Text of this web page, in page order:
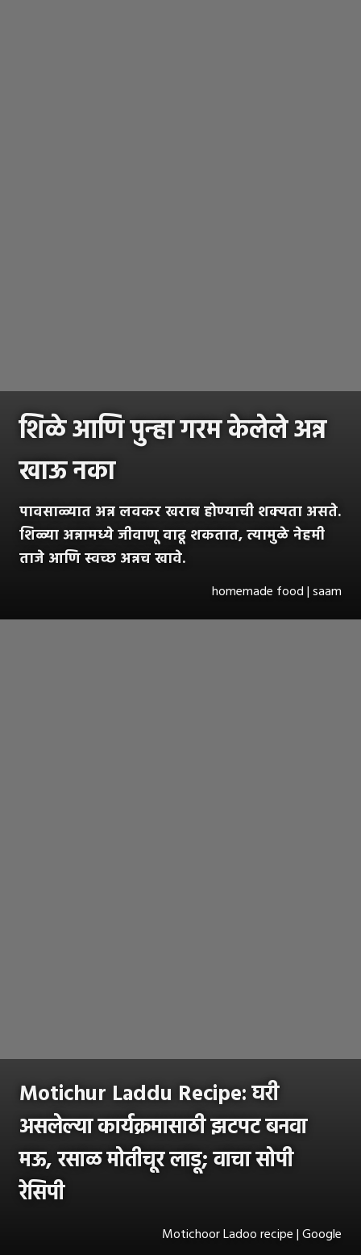
शिळे आणि पुन्हा गरम केलेले अन्न
खाऊ नका
पावसाळ्यात अन्न लवकर खराब होण्याची शक्यता असते.
शिळ्या अन्नामध्ये जीवाणू वाढू शकतात, त्यामुळे नेहमी
ताजे आणि स्वच्छ अन्नच खावे.
homemade food | saam
Motichur Laddu Recipe: घरी
असलेल्या कार्यक्रमासाठी झटपट बनवा
मऊ, रसाळ मोतीचूर लाडू; वाचा सोपी
रेसिपी
Motichoor Ladoo recipe | Google